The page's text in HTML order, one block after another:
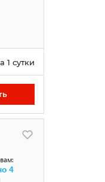
1 сутки
4